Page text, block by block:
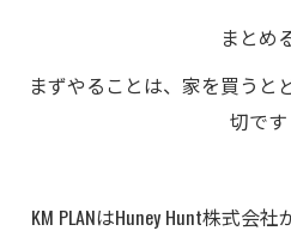
まとめ
まずやることは、家を買うと
切です
KM PLANはHuney Hunt株式会